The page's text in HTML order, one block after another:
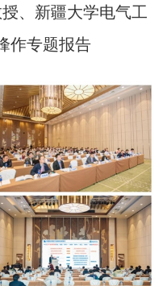
、新疆大学电气工
作专题报告